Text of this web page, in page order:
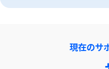
現在のサ